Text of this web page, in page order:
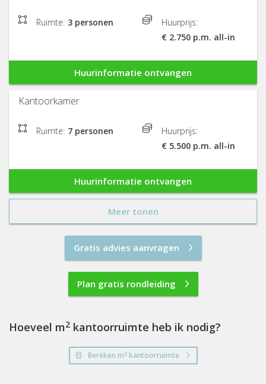
Ruimte: 3 personen
Huurprijs:
€ 2.750 p.m. all-in
Huurinformatie ontvangen
Kantoorkamer
Ruimte: 7 personen
Huurprijs:
€ 5.500 p.m. all-in
Huurinformatie ontvangen
Meer tonen
Gratis advies aanvragen
Plan gratis rondleiding
Hoeveel m2 kantoorruimte heb ik nodig?
Bereken m2kantoorruimte